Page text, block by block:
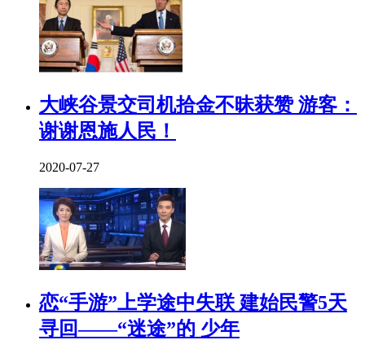
大峡谷景交司机拾金不昧获赞 游客：
谢谢恩施人民！
2020-07-27
恋“手游”上学途中失联 建始民警5天
寻回——“迷途”的 少年